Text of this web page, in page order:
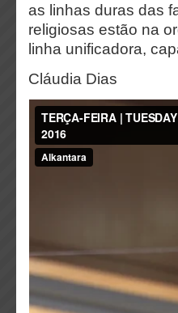
as linhas duras das
religiosas estão na
linha unificadora,
Cláudia Dias